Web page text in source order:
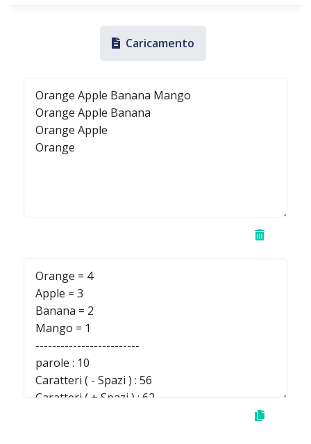
Caricamento